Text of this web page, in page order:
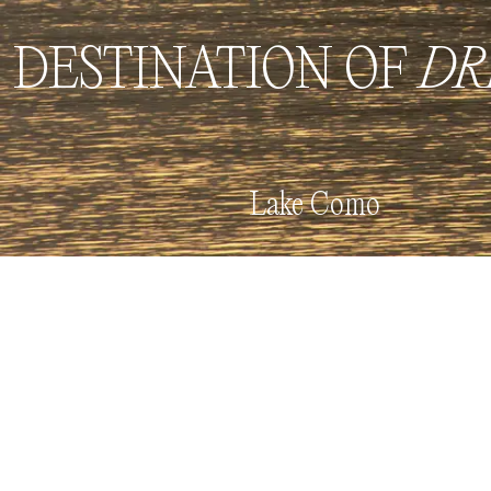
Menu
Book now
DESTINATION OF
Lake Como